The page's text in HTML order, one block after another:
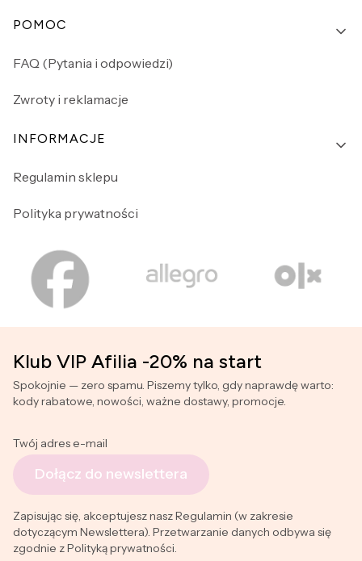
POMOC
FAQ (Pytania i odpowiedzi)
Zwroty i reklamacje
INFORMACJE
Regulamin sklepu
Polityka prywatności
Klub VIP Afilia -20% na start
Spokojnie — zero spamu. Piszemy tylko, gdy naprawdę warto:
kody rabatowe, nowości, ważne dostawy, promocje.
Twój adres e-mail
Dołącz do newslettera
Zapisując się, akceptujesz nasz Regulamin (w zakresie
dotyczącym Newslettera). Przetwarzanie danych odbywa się
zgodnie z Polityką prywatności.